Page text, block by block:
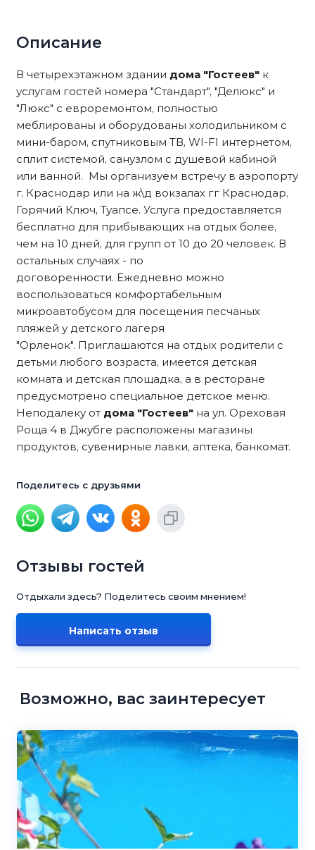
Описание
В четырехэтажном здании дома "Гостеев" к
услугам гостей номера "Стандарт", "Делюкс" и
"Люкс" с евроремонтом, полностью
меблированы и оборудованы холодильником с
мини-баром, спутниковым ТВ, WI-FI интернетом,
сплит системой, санузлом с душевой кабиной
или ванной. Мы организуем встречу в аэропорту
г. Краснодар или на ж\д вокзалах гг Краснодар,
Горячий Ключ, Туапсе. Услуга предоставляется
бесплатно для прибывающих на отдых более,
чем на 10 дней, для групп от 10 до 20 человек. В
остальных случаях - по
договоренности. Ежедневно можно
воспользоваться комфортабельным
микроавтобусом для посещения песчаных
пляжей у детского лагеря
"Орленок". Приглашаются на отдых родители с
детьми любого возраста, имеется детская
комната и детская площадка, а в ресторане
предусмотрено специальное детское меню.
Неподалеку от дома "Гостеев" на ул. Ореховая
Роща 4 в Джубге расположены магазины
продуктов, сувенирные лавки, аптека, банкомат.
Поделитесь с друзьями
Отзывы гостей
Отдыхали здесь? Поделитесь своим мнением!
Написать отзыв
Возможно, вас заинтересует